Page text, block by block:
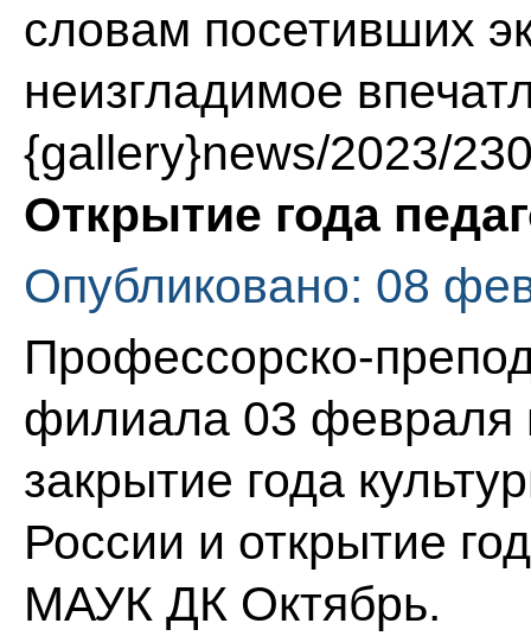
словам посетивших
неизгладимое
{gallery}news/2023/
Открытие года
Опубликовано: 08
Профессорско-
филиала 03 февраля
закрытие года
России и открытие
МАУК ДК Октябрь.